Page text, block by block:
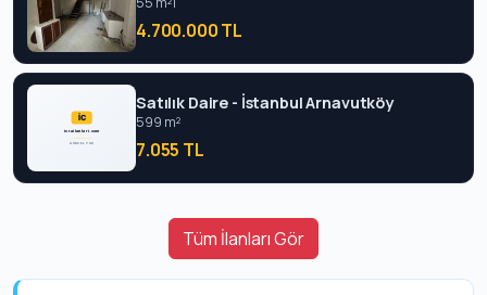
4.700.000 TL
Satılık Daire - İstanbul Arnavutköy
599 m²
7.055 TL
Tüm İlanları Gör